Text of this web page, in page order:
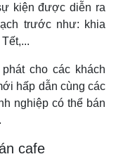
kiện được diễn ra
trước như: khia
cho các khách
hấp dẫn cùng các
nghiệp có thể bán
cafe